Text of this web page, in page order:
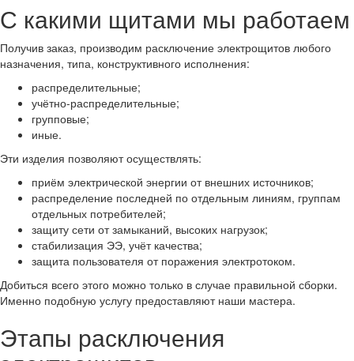
С какими щитами мы работаем
Получив заказ, производим расключение электрощитов любого
назначения, типа, конструктивного исполнения:
распределительные;
учётно-распределительные;
групповые;
иные.
Эти изделия позволяют осуществлять:
приём электрической энергии от внешних источников;
распределение последней по отдельным линиям, группам
отдельных потребителей;
защиту сети от замыканий, высоких нагрузок;
стабилизация ЭЭ, учёт качества;
защита пользователя от поражения электротоком.
Добиться всего этого можно только в случае правильной сборки.
Именно подобную услугу предоставляют наши мастера.
Этапы расключения